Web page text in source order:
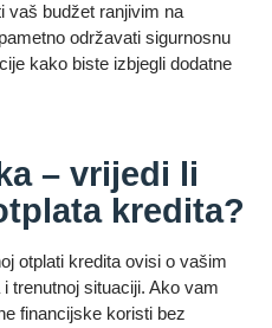
vaš budžet ranjivim na
održavati sigurnosnu
kako biste izbjegli dodatne
– vrijedi li
kredita?
otplati kredita ovisi o vašim
trenutnoj situaciji. Ako vam
financijske koristi bez